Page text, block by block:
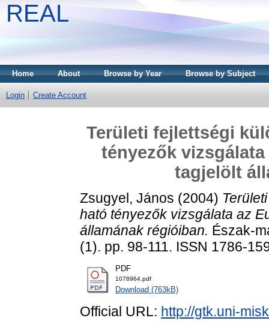
REAL
Home About Browse by Year Browse by Subject
Login Create Account
Területi fejlettségi
tényezők
tagjelölt
Zsugyel, János (2004)
ható tényezők vizsgálata az
államának régióiban. Észak-
(1). pp. 98-111. ISSN 1786-
PDF
1078964.pdf
Download (763kB)
Official URL: http://gtk.uni-